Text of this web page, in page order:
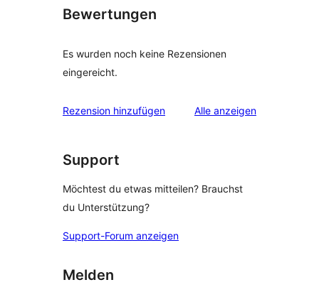
Bewertungen
Es wurden noch keine Rezensionen
eingereicht.
Rezension hinzufügen Alle Rezensionen
anzeigen
Support
Möchtest du etwas mitteilen? Brauchst
du Unterstützung?
Support-Forum anzeigen
Melden